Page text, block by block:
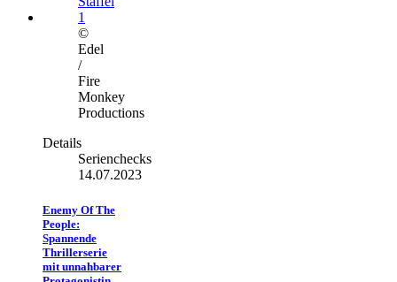
©
Edel
/
Fire
Monkey
Productions
Details
Serienchecks
14.07.2023
Enemy Of The
People:
Spannende
Thrillerserie
mit unnahbarer